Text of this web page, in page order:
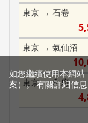
東京 → 石卷
東京 → 氣仙沼
東京→利府
如您繼續使用本網
案）。 有關詳細信